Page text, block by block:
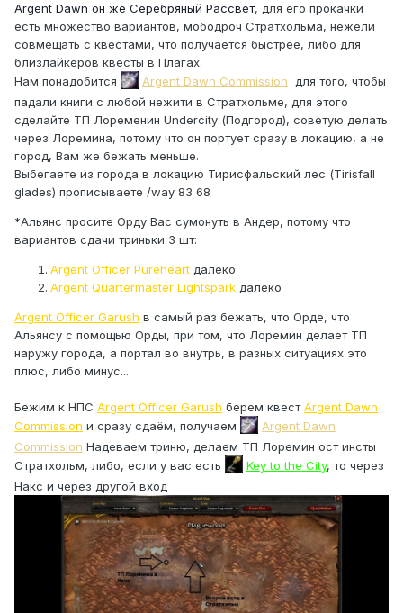
Argent Dawn он же Серебряный Рассвет, для его прокачки
есть множество вариантов, мободроч Стратхольма, нежели
совмещать с квестами, что получается быстрее, либо для
близлайкеров квесты в Плагах.
Нам понадобится
Argent Dawn Commission для того, чтобы
падали книги с любой нежити в Стратхольме, для этого
сделайте ТП Лоременин Undercity (Подгород), советую делать
через Лоремина, потому что он портует сразу в локацию, а не
город, Вам же бежать меньше.
Выбегаете из города в локацию Тирисфальский лес (Tirisfall
glades) прописываете /way 83 68
*Альянс просите Орду Вас сумонуть в Андер, потому что
вариантов сдачи триньки 3 шт:
Argent Officer Pureheart далеко
Argent Quartermaster Lightspark далеко
Argent Officer Garush в самый раз бежать, что Орде, что
Альянсу с помощью Орды, при том, что Лоремин делает ТП
наружу города, а портал во внутрь, в разных ситуациях это
плюс, либо минус...
Бежим к НПС Argent Officer Garush берем квестArgent Dawn
Commission и сразу сдаём, получаем
Argent Dawn
Commission Надеваем триню, делаем ТП Лоремин ост инсты
Стратхольм, либо, если у вас есть
Key to the City, то через
Накс и через другой вход